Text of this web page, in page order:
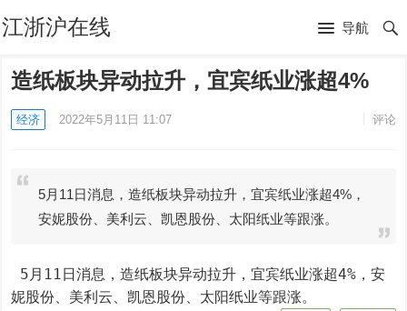
江浙沪在线 导航
造纸板块异动拉升，宜宾纸业涨超4%
经济 2022年5月11日 11:07 评论
5月11日消息，造纸板块异动拉升，宜宾纸业涨超4%，
安妮股份、美利云、凯恩股份、太阳纸业等跟涨。
妮股份、美利云、凯恩股份、太阳纸业等跟涨。